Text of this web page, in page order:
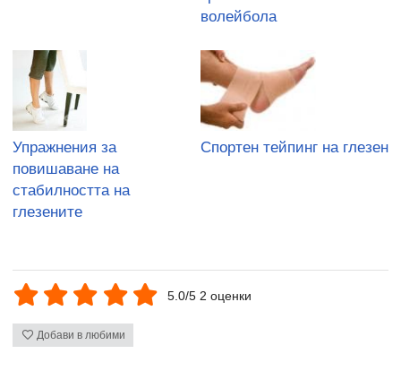
волейбола
Упражнения за
повишаване на
стабилността на
глезените
Спортен тейпинг на глезен
5.0/5 2 оценки
Добави в любими